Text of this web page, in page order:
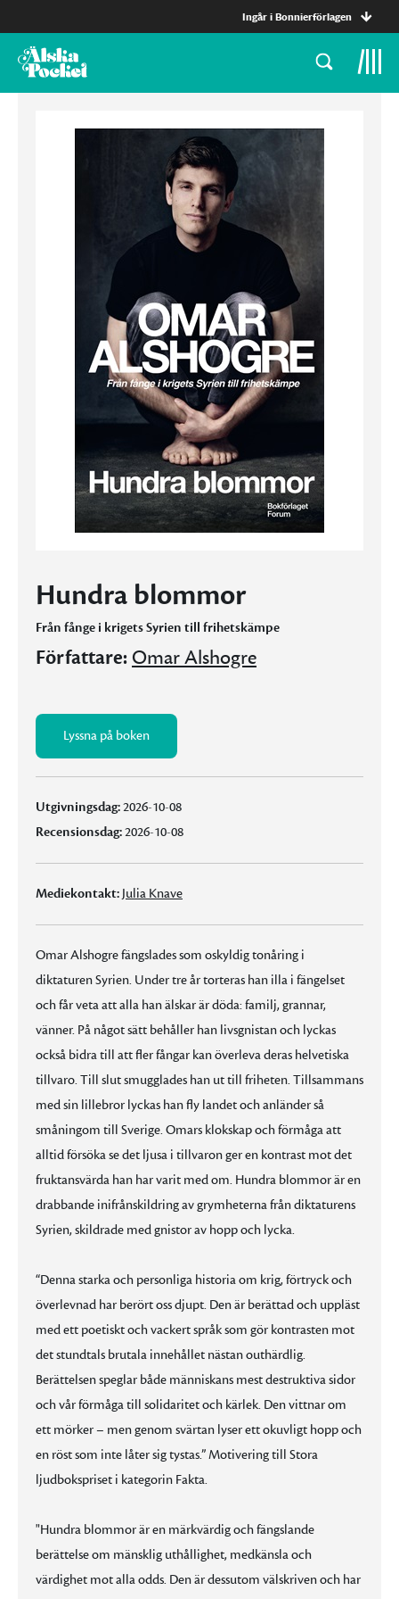
Ingår i Bonnierförlagen
Hundra blommor
Från fånge i krigets Syrien till frihetskämpe
Författare: Omar Alshogre
Lyssna på boken
Utgivningsdag:2026-10-08
Recensionsdag:2026-10-08
Mediekontakt:Julia Knave
Omar Alshogre fängslades som oskyldig tonåring i
diktaturen Syrien. Under tre år torteras han illa i fängelset
och får veta att alla han älskar är döda: familj, grannar,
vänner. På något sätt behåller han livsgnistan och lyckas
också bidra till att fler fångar kan överleva deras helvetiska
tillvaro. Till slut smugglades han ut till friheten. Tillsammans
med sin lillebror lyckas han fly landet och anländer så
småningom till Sverige. Omars klokskap och förmåga att
alltid försöka se det ljusa i tillvaron ger en kontrast mot det
fruktansvärda han har varit med om. Hundra blommor är en
drabbande inifrånskildring av grymheterna från diktaturens
Syrien, skildrade med gnistor av hopp och lycka.
“Denna starka och personliga historia om krig, förtryck och
överlevnad har berört oss djupt. Den är berättad och uppläst
med ett poetiskt och vackert språk som gör kontrasten mot
det stundtals brutala innehållet nästan outhärdlig.
Berättelsen speglar både människans mest destruktiva sidor
och vår förmåga till solidaritet och kärlek. Den vittnar om
ett mörker – men genom svärtan lyser ett okuvligt hopp och
en röst som inte låter sig tystas.” Motivering till Stora
ljudbokspriset i kategorin Fakta.
"Hundra blommor är en märkvärdig och fängslande
berättelse om mänsklig uthållighet, medkänsla och
värdighet mot alla odds. Den är dessutom välskriven och har